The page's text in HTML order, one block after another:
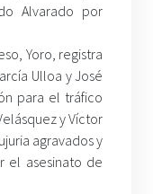
Alvarado por
Yoro, registra
Ulloa y José
para el tráfico
y Víctor
agravados y
el asesinato de